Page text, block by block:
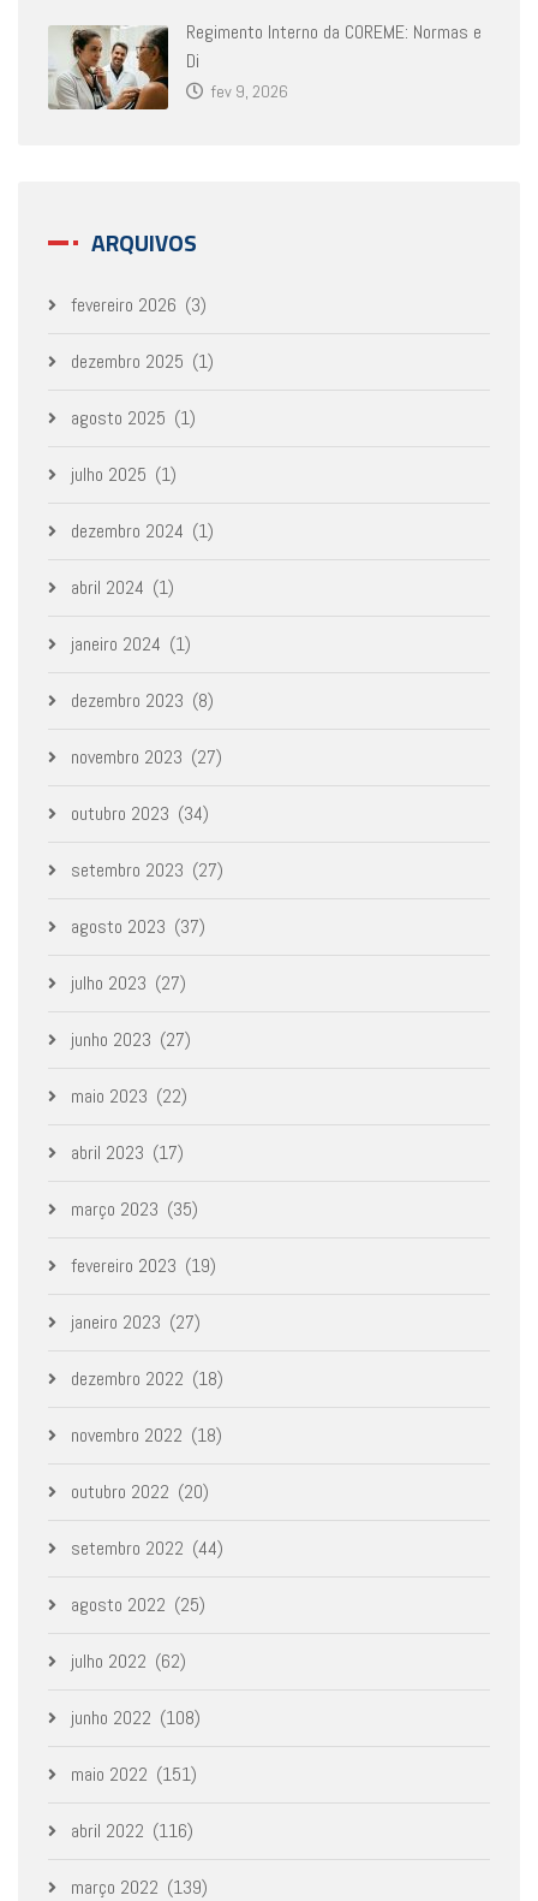
Regimento Interno da COREME: Normas e
Di
fev 9, 2026
ARQUIVOS
fevereiro 2026 (3)
dezembro 2025 (1)
agosto 2025 (1)
julho 2025 (1)
dezembro 2024 (1)
abril 2024 (1)
janeiro 2024 (1)
dezembro 2023 (8)
novembro 2023 (27)
outubro 2023 (34)
setembro 2023 (27)
agosto 2023 (37)
julho 2023 (27)
junho 2023 (27)
maio 2023 (22)
abril 2023 (17)
março 2023 (35)
fevereiro 2023 (19)
janeiro 2023 (27)
dezembro 2022 (18)
novembro 2022 (18)
outubro 2022 (20)
setembro 2022 (44)
agosto 2022 (25)
julho 2022 (62)
junho 2022 (108)
maio 2022 (151)
abril 2022 (116)
março 2022 (139)